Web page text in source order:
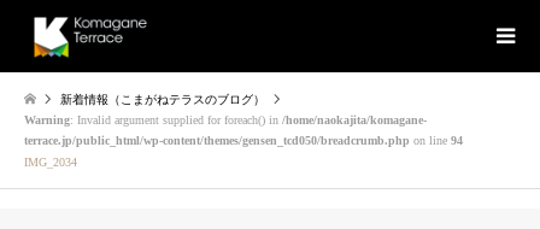
新着情報（こまがねテラスのブログ）
Warning: Invalid argument supplied for foreach() in /home/naokajita/komagane-
terrace.jp/public_html/wp-content/themes/gensen_tcd050/breadcrumb.php on line 94
IMG_2034